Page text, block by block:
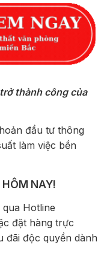
thành công của
đầu tư thông
làm việc bền
NAY!
qua Hotline
đặt hàng trực
đãi độc quyền dành